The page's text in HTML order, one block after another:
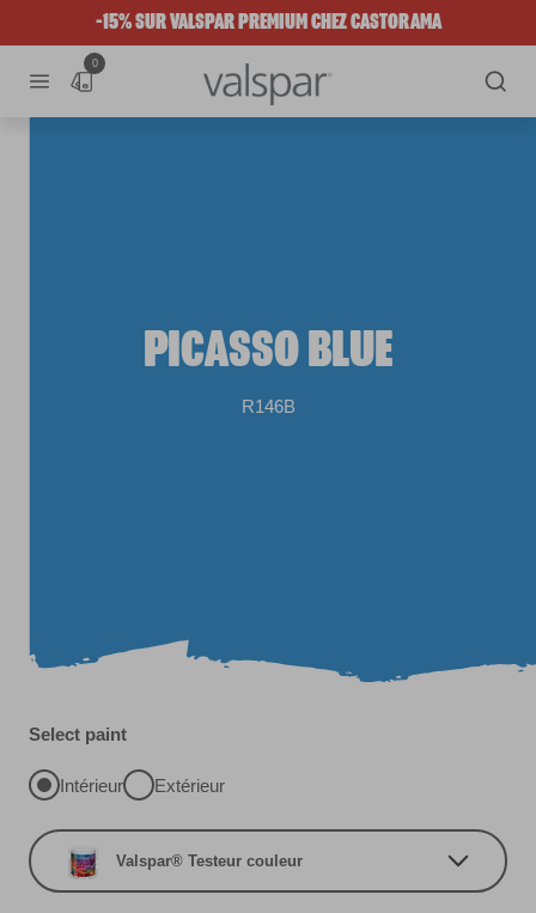
-15% SUR VALSPAR PREMIUM CHEZ CASTORAMA
0
PICASSO BLUE
R146B
Select paint
Intérieur Extérieur
Valspar® Testeur couleur